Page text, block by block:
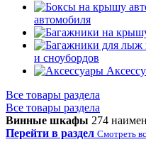
автомобиля
и сноубордов
Все товары раздела
Все товары раздела
Винные шкафы 274
Перейти в раздел Смотреть